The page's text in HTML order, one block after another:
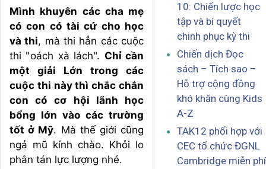
Mình khuyên các cha mẹ
có con có tài cứ cho học
và thi, mà thi hẳn các cuộc
thi "oách xà lách". Chỉ cần
một giải Lớn trong các
cuộc thi này thì chắc chắn
con có cơ hội lãnh học
bổng lớn vào các trường
tốt ở Mỹ. Mà thế giới cũng
ngả mũ kính chào. Khỏi lo
phân tán lực lượng nhé.
10: Chiến lược học
tập và bí quyết
chinh phục kỳ thi
Chiến dịch Đọc
sách – Tích sao –
Hỗ trợ cộng đồng
khó khăn cùng Kids
A-Z
TAK12 phối hợp với
CEC tổ chức ĐGNL
Cambridge miễn phí